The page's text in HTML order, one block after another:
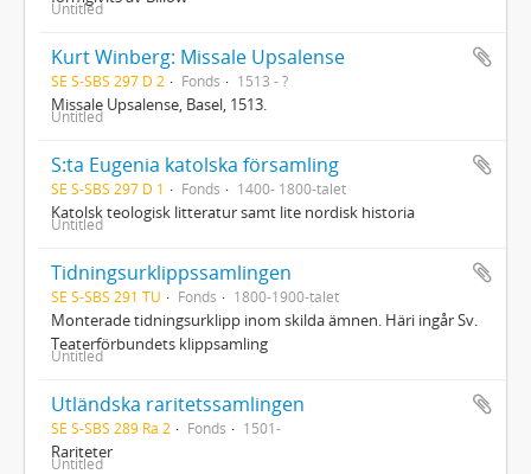
Untitled
Kurt Winberg: Missale Upsalense
SE S-SBS 297 D 2 Fonds 1513 - ?
Missale Upsalense, Basel, 1513.
Untitled
S:ta Eugenia katolska församling
SE S-SBS 297 D 1 Fonds 1400- 1800-talet
Katolsk teologisk litteratur samt lite nordisk historia
Untitled
Tidningsurklippssamlingen
SE S-SBS 291 TU Fonds 1800-1900-talet
Monterade tidningsurklipp inom skilda ämnen. Häri ingår Sv.
Teaterförbundets klippsamling
Untitled
Utländska raritetssamlingen
SE S-SBS 289 Ra 2 Fonds 1501-
Rariteter
Untitled